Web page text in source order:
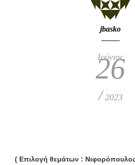
jbasko
Ιούνιος
26
/ 2023
( Επιλογή θεμάτων :